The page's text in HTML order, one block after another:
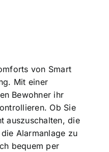
von Smart
Mit einer
Bewohner ihr
Ob Sie
auszuschalten, die
Alarmanlage zu
bequem per